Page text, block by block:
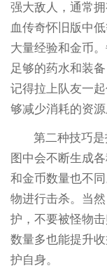
强大敌人，通常
血传奇怀旧版中
大量经验和金币
足够的药水和装
记得拉上队友一
够减少消耗的资源
第二种技巧
图中会不断生成
和金币数量也不
物进行击杀。当
护，不要被怪物
数量多也能提升
护自身。